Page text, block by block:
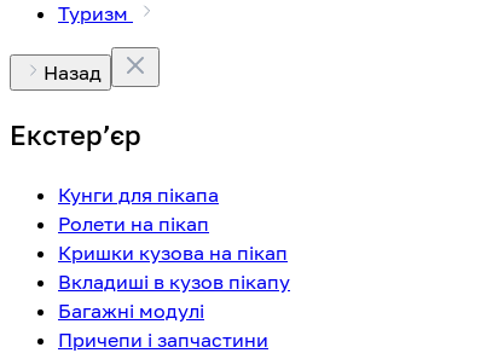
Туризм
Назад
Екстерʼєр
Кунги для пікапа
Ролети на пікап
Кришки кузова на пікап
Вкладиші в кузов пікапу
Багажні модулі
Причепи і запчастини